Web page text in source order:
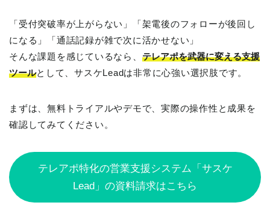
「受付突破率が上がらない」「架電後のフォローが後回し
になる」「通話記録が雑で次に活かせない」
そんな課題を感じているなら、 テレアポを武器に変える支援
ツールとして、サスケLeadは非常に心強い選択肢です。
まずは、無料トライアルやデモで、実際の操作性と成果を
確認してみてください。
テレアポ特化の営業支援システム「サスケ
Lead」の資料請求はこちら